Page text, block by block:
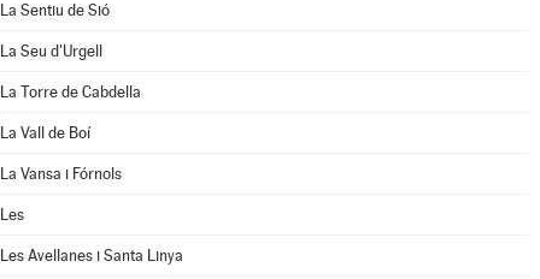
La Sentiu de Sió
La Seu d'Urgell
La Torre de Cabdella
La Vall de Boí
La Vansa i Fórnols
Les
Les Avellanes i Santa Linya